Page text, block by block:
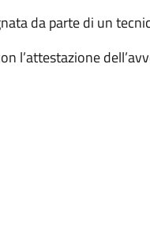
da parte di un
l’attestazione